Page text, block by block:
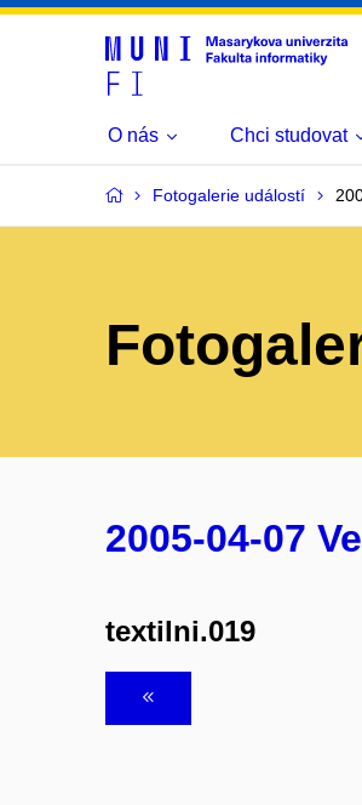
O nás Chci studovat
Fotogalerie událostí
2005-04-07
textilni.019